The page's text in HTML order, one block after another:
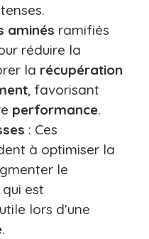
aminés ramifiés
réduire la
la récupération
, favorisant
performance.
: Ces
à optimiser la
le
qui est
lors d’une
.